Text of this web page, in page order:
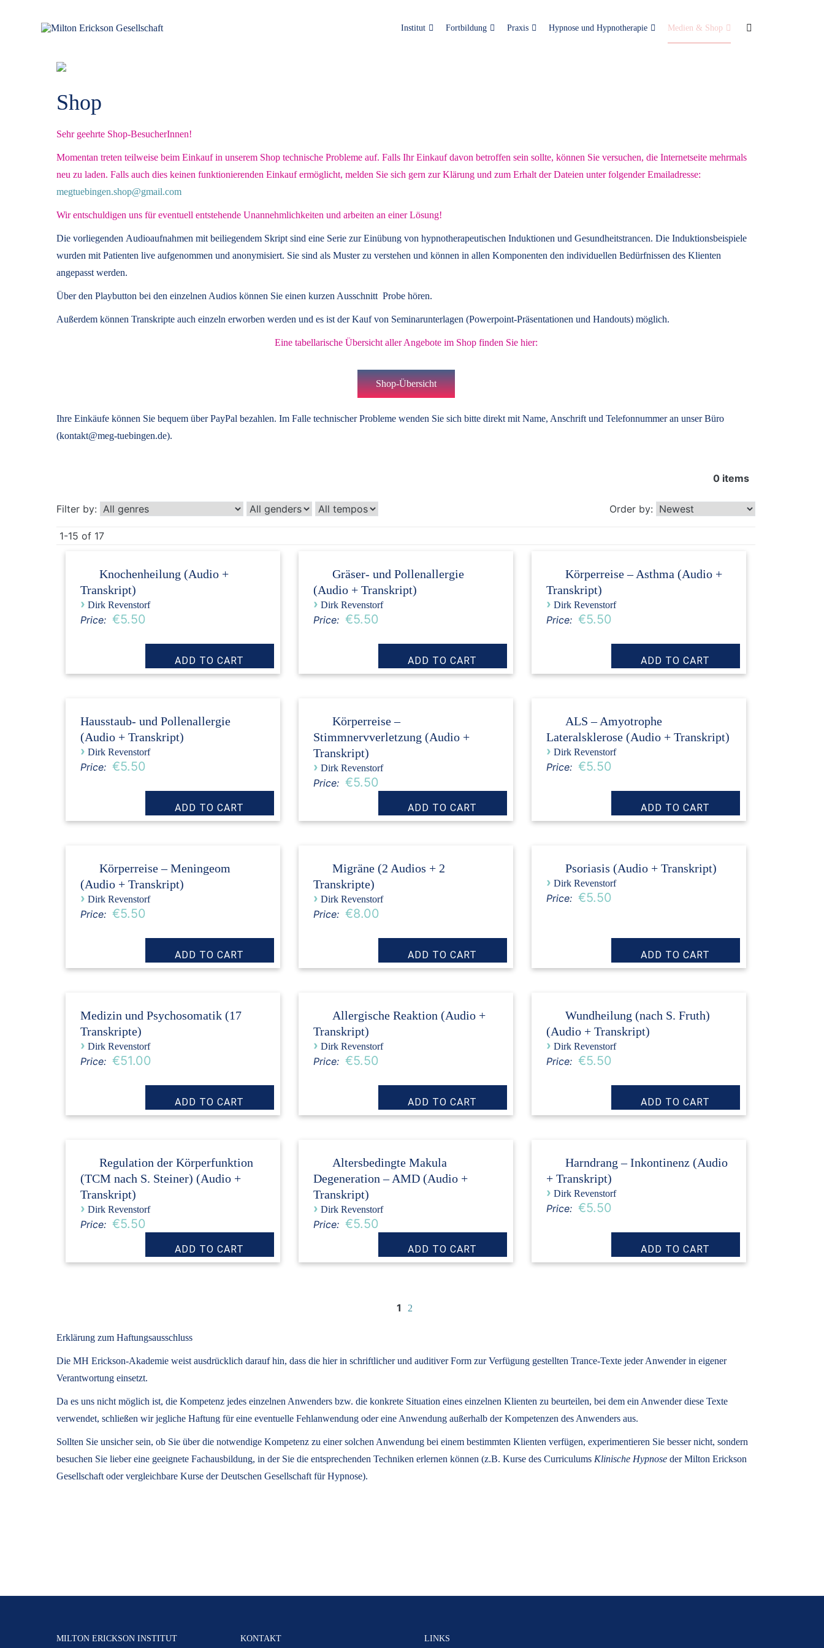
Institut Fortbildung Praxis Hypnose und Hypnotherapie Medien & Shop
Shop
Sehr geehrte Shop-BesucherInnen!
Momentan treten teilweise beim Einkauf in unserem Shop technische Probleme auf. Falls Ihr Einkauf davon betroffen sein sollte, können Sie versuchen, die Internetseite mehrmals
neu zu laden. Falls auch dies keinen funktionierenden Einkauf ermöglicht, melden Sie sich gern zur Klärung und zum Erhalt der Dateien unter folgender Emailadresse:
megtuebingen.shop@gmail.com
Wir entschuldigen uns für eventuell entstehende Unannehmlichkeiten und arbeiten an einer Lösung!
Die vorliegenden Audioaufnahmen mit beiliegendem Skript sind eine Serie zur Einübung von hypnotherapeutischen Induktionen und Gesundheitstrancen. Die Induktionsbeispiele
wurden mit Patienten live aufgenommen und anonymisiert. Sie sind als Muster zu verstehen und können in allen Komponenten den individuellen Bedürfnissen des Klienten
angepasst werden.
Über den Playbutton bei den einzelnen Audios können Sie einen kurzen Ausschnitt Probe hören.
Außerdem können Transkripte auch einzeln erworben werden und es ist der Kauf von Seminarunterlagen (Powerpoint-Präsentationen und Handouts) möglich.
Eine tabellarische Übersicht aller Angebote im Shop finden Sie hier:
Shop-Übersicht
Ihre Einkäufe können Sie bequem über PayPal bezahlen. Im Falle technischer Probleme wenden Sie sich bitte direkt mit Name, Anschrift und Telefonnummer an unser Büro
(kontakt@meg-tuebingen.de).
0 items
Filter by: Order by:
1-15 of 17
Knochenheilung (Audio +
Transkript)
› Dirk Revenstorf
Price: €5.50
Gräser- und Pollenallergie
(Audio + Transkript)
› Dirk Revenstorf
Price: €5.50
Körperreise – Asthma (Audio +
Transkript)
› Dirk Revenstorf
Price: €5.50
Hausstaub- und Pollenallergie
(Audio + Transkript)
› Dirk Revenstorf
Price: €5.50
Körperreise –
Stimmnervverletzung (Audio +
Transkript)
› Dirk Revenstorf
Price: €5.50
ALS – Amyotrophe
Lateralsklerose (Audio + Transkript)
› Dirk Revenstorf
Price: €5.50
Körperreise – Meningeom
(Audio + Transkript)
› Dirk Revenstorf
Price: €5.50
Migräne (2 Audios + 2
Transkripte)
› Dirk Revenstorf
Price: €8.00
Psoriasis (Audio + Transkript)
› Dirk Revenstorf
Price: €5.50
Medizin und Psychosomatik (17
Transkripte)
› Dirk Revenstorf
Price: €51.00
Allergische Reaktion (Audio +
Transkript)
› Dirk Revenstorf
Price: €5.50
Wundheilung (nach S. Fruth)
(Audio + Transkript)
› Dirk Revenstorf
Price: €5.50
Regulation der Körperfunktion
(TCM nach S. Steiner) (Audio +
Transkript)
› Dirk Revenstorf
Price: €5.50
Altersbedingte Makula
Degeneration – AMD (Audio +
Transkript)
› Dirk Revenstorf
Price: €5.50
Harndrang – Inkontinenz (Audio
+ Transkript)
› Dirk Revenstorf
Price: €5.50
1 2
Erklärung zum Haftungsausschluss
Die MH Erickson-Akademie weist ausdrücklich darauf hin, dass die hier in schriftlicher und auditiver Form zur Verfügung gestellten Trance-Texte jeder Anwender in eigener
Verantwortung einsetzt.
Da es uns nicht möglich ist, die Kompetenz jedes einzelnen Anwenders bzw. die konkrete Situation eines einzelnen Klienten zu beurteilen, bei dem ein Anwender diese Texte
verwendet, schließen wir jegliche Haftung für eine eventuelle Fehlanwendung oder eine Anwendung außerhalb der Kompetenzen des Anwenders aus.
Sollten Sie unsicher sein, ob Sie über die notwendige Kompetenz zu einer solchen Anwendung bei einem bestimmten Klienten verfügen, experimentieren Sie besser nicht, sondern
besuchen Sie lieber eine geeignete Fachausbildung, in der Sie die entsprechenden Techniken erlernen können (z.B. Kurse des Curriculums Klinische Hypnose der Milton Erickson
Gesellschaft oder vergleichbare Kurse der Deutschen Gesellschaft für Hypnose).
MILTON ERICKSON INSTITUT KONTAKT LINKS